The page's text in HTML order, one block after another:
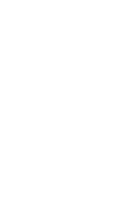
ffffff